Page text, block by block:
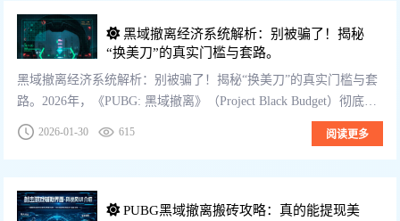
黑域撤离经济系统解析：别被骗了！揭秘
“换美刀”的真实门槛与套路。
黑域撤离经济系统解析：别被骗了！揭秘“换美刀”的真实门槛与套
路。2026年，《PUBG: 黑域撤离》（Project Black Budget）彻底火
了。在这个被称为“绝地求生版塔科夫”的世界里，最吸...
2026-01-30 615 阅读更多
PUBG黑域撤离搬砖攻略：真的能提现美